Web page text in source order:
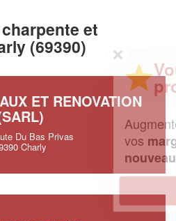
et
(69390)
ET RENOVATION
Du Bas Privas
Charly
votre chiffre d'affaireset
tout en gagnant de
clients
En savoir plus